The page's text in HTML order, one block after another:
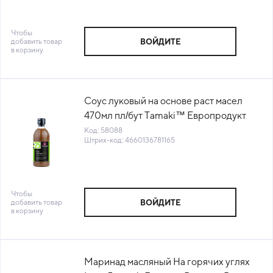
Чтобы
добавить товар
в корзину
ВОЙДИТЕ
Соус луковый на основе раст масел
470мл пл/бут Tamaki™ Европродукт
Россия (25) (КОД 58088) (+18°С)
Код: 58088
Штрих-код: 4660136781165
Чтобы
добавить товар
в корзину
ВОЙДИТЕ
Маринад масляный На горячих углях